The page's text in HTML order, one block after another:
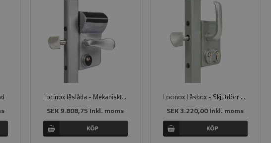
Locinox låslåda - Mekaniskt kodlås för skjutport (2 sidor)
SEK 9.808,75 Inkl. moms
Locinox Låsbox - Skjutdörr dubbel cylinder
SEK 3.220,00 Inkl. moms